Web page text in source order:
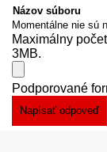
Názov súboru
Momentálne nie sú
Maximálny
3MB.
Podporované